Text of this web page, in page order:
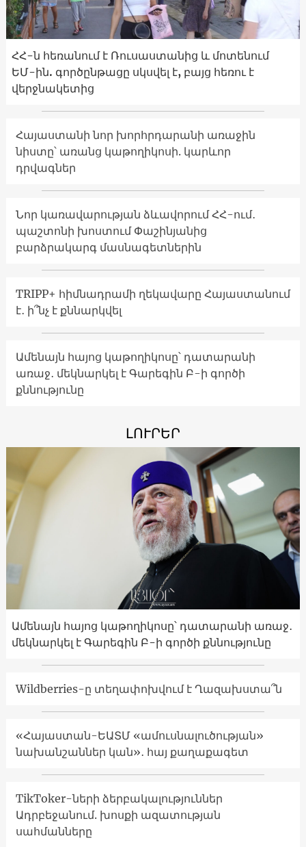
ՀՀ-ն հեռանում է Ռուսաստանից և մոտենում
ԵՄ-ին. գործընթացը սկսվել է, բայց հեռու է
վերջնակետից
Հայաստանի նոր խորհրդարանի առաջին
նիստը՝ առանց կաթողիկոսի. կարևոր
դրվագներ
Նոր կառավարության ձևավորում ՀՀ-ում․
պաշտոնի խոստում Փաշինյանից
բարձրակարգ մասնագետներին
TRIPP+ հիմնադրամի ղեկավարը Հայաստանում
է․ ի՞նչ է քննարկվել
Ամենայն հայոց կաթողիկոսը՝ դատարանի
առաջ․ մեկնարկել է Գարեգին Բ-ի գործի
քննությունը
ԼՈՒՐԵՐ
Ամենայն հայոց կաթողիկոսը՝ դատարանի առաջ․
մեկնարկել է Գարեգին Բ-ի գործի քննությունը
Wildberries-ը տեղափոխվում է Ղազախստա՞ն
«Հայաստան-ԵԱՏՄ «ամուսնալուծության»
նախանշաններ կան»․ հայ քաղաքագետ
TikToker-ների ձերբակալություններ
Ադրբեջանում. խոսքի ազատության
սահմանները